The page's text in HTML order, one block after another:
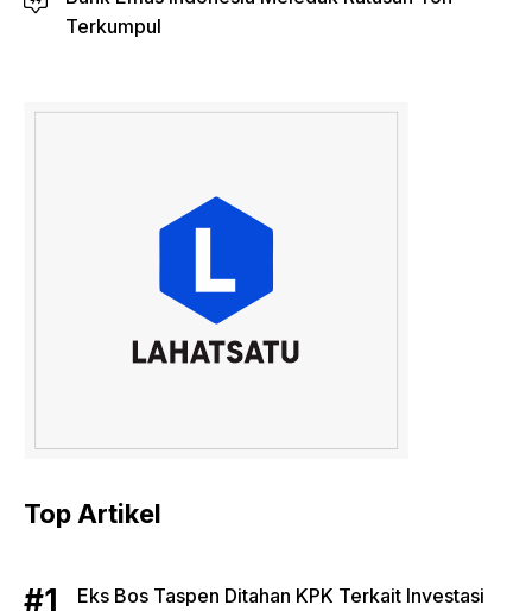
Terkumpul
Top Artikel
Eks Bos Taspen Ditahan KPK Terkait Investasi